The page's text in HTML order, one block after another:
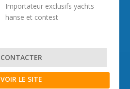
Importateur exclusifs yachts
hanse et contest
CONTACTER
VOIR LE SITE